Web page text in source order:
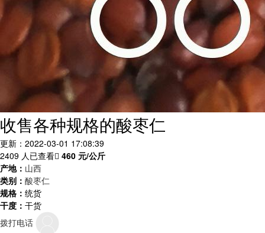
收售各种规格的酸枣仁
更新：2022-03-01 17:08:39
2409 人已查看 460 元/公斤
产地： 山西
类别： 酸枣仁
规格： 统货
干度： 干货
拨打电话